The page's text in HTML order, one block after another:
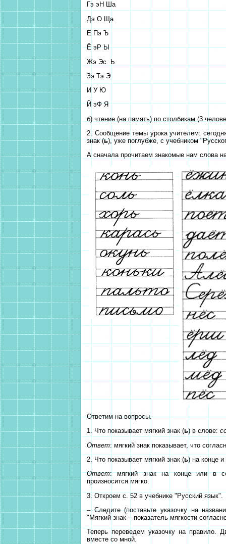
Гэ эН Ша
Дэ О Ща
Е Пэ Ъ
Ё эР Ы
Жэ Эс Ь
Зэ Тэ Э
И У Ю
Й эФ Я
б) чтение (на память) по столбикам (3
2. Сообщение темы урока учителем:
знак (ь), уже поглубже, с учебником
А сначала прочитаем знакомые нам слова
Ответим на вопросы.
1. Что показывает мягкий знак (ь) в слове:
Ответ: мягкий знак показывает, что
2. Что показывает мягкий знак (ь) на конце
Ответ: мягкий знак на конце или в
произносится мягко.
3. Откроем с. 52 в учебнике "Русский язык".
– Следите (поставьте указочку на
"Мягкий знак – показатель мягкости
Теперь переведем указочку на правило.
вместе со мной.